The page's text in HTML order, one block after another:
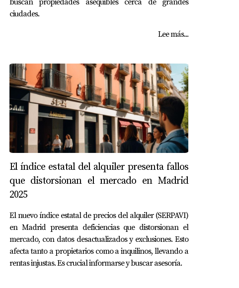
buscan propiedades asequibles cerca de grandes
ciudades.
Lee más...
El índice estatal del alquiler presenta fallos
que distorsionan el mercado en Madrid
2025
El nuevo índice estatal de precios del alquiler (SERPAVI)
en Madrid presenta deficiencias que distorsionan el
mercado, con datos desactualizados y exclusiones. Esto
afecta tanto a propietarios como a inquilinos, llevando a
rentas injustas. Es crucial informarse y buscar asesoría.